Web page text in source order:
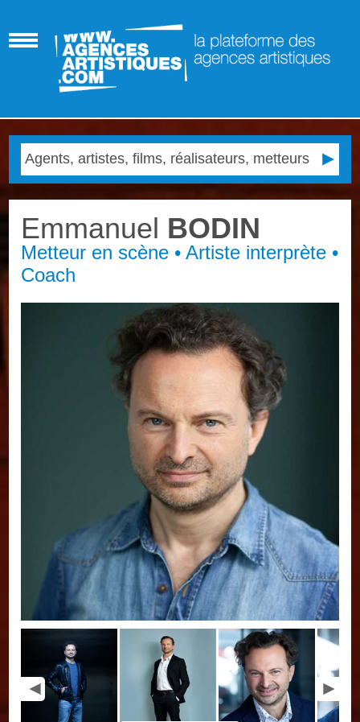
Emmanuel BODIN
Metteur en scène • Artiste interprète •
Coach